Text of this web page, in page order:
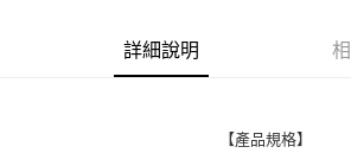
付款後全家取貨
每筆NT$65，滿NT$690(含以上)免運費
詳細說明
【產品規格】